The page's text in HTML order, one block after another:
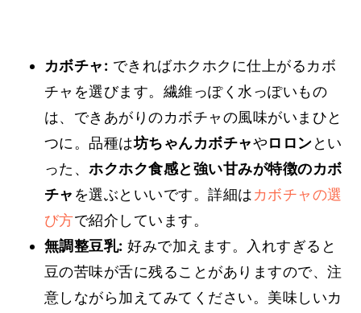
カボチャ: できればホクホクに仕上がるカボ
チャを選びます。繊維っぽく水っぽいもの
は、できあがりのカボチャの風味がいまひと
つに。品種は坊ちゃんカボチャやロロンとい
った、ホクホク食感と強い甘みが特徴のカボ
チャ を選ぶといいです。詳細はカボチャの選
び方で紹介しています。
無調整豆乳: 好みで加えます。入れすぎると
豆の苦味が舌に残ることがありますので、注
意しながら加えてみてください。美味しいカ